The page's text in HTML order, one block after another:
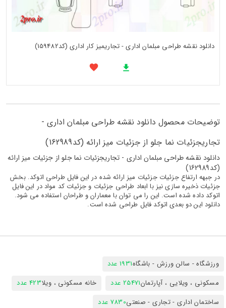
دانلود نقشه طراحی مبلمان اداری - تجاریمیز کار اداری (کد159482)
توضیحات محصول دانلود نقشه طراحی مبلمان اداری -
تجاریجزئیات نما جلو از جزئیات میز ارائه (کد162989)
دانلود نقشه طراحی مبلمان اداری - تجاریجزئیات نما جلو از جزئیات میز ارائه
(کد162989)
در جبهه ارتفاع جزئیات جزئیات میز ارائه شده در این فایل طراحی اتوکد. بخش
جزئیات ذخیره سازی نیز با ابعاد طراحی جزئیات و جزئیات کد مواد در این فایل
اتوکد داده شده است. این را می توان با معماران و طراحان استفاده می شود.
دانلود این دو بعدی اتوکد فایل طراحی شده است.
ورزشگاه - سالن ورزش - باشگاه1931 عدد
مسکونی ، ویلایی ، آپارتمان25471 عدد خانه مسکونی ، ویلا423 عدد
ساختمان اداری - تجاری - صنعتی7830 عدد